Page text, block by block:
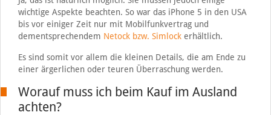
wichtige Aspekte beachten. So war das iPhone 5 in den USA
bis vor einiger Zeit nur mit Mobilfunkvertrag und
dementsprechendem Netock bzw. Simlockerhältlich.
Es sind somit vor allem die kleinen Details, die am Ende zu
einer ärgerlichen oder teuren Überraschung werden.
Worauf muss ich beim Kauf im Ausland
achten?